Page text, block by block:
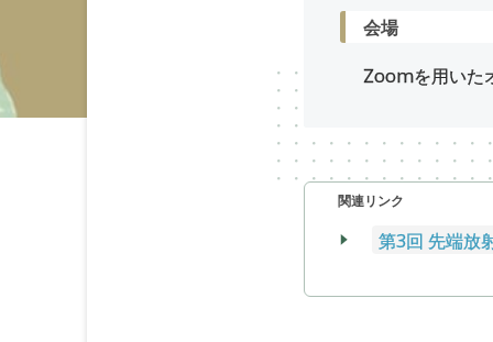
会場
Zoomを用いた
関連リンク
第3回 先端放